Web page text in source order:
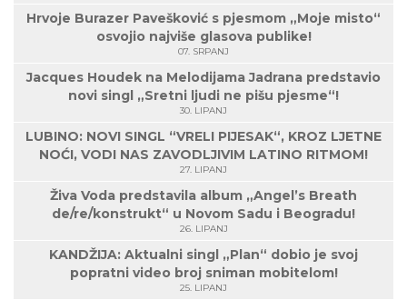
Hrvoje Burazer Pavešković s pjesmom „Moje misto“
osvojio najviše glasova publike!
07. SRPANJ
Jacques Houdek na Melodijama Jadrana predstavio
novi singl „Sretni ljudi ne pišu pjesme“!
30. LIPANJ
LUBINO: NOVI SINGL “VRELI PIJESAK“, KROZ LJETNE
NOĆI, VODI NAS ZAVODLJIVIM LATINO RITMOM!
27. LIPANJ
Živa Voda predstavila album „Angel’s Breath
de/re/konstrukt“ u Novom Sadu i Beogradu!
26. LIPANJ
KANDŽIJA: Aktualni singl „Plan“ dobio je svoj
popratni video broj sniman mobitelom!
25. LIPANJ